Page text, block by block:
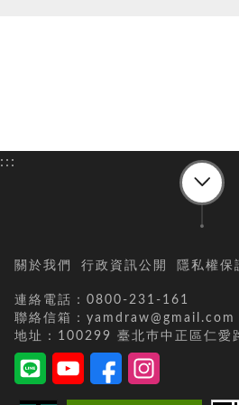
:::
關於我們 行政資訊公開 隱私權保
連絡電話：0800-231-161
聯絡信箱：yamdraw@gmail.com
地址：100299 臺北巿中正區仁愛